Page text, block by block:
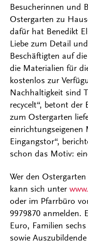
Besucherinnen und
Ostergarten zu
dafür hat Benedikt
Liebe zum Detail
Beschäftigten auf
die Materialien für
kostenlos zur
Nachhaltigkeit sind
recycelt“, betont der
zum Ostergarten
einrichtungseigenen
Eingangstor“,
schon das Motiv:
Wer den
kann sich unter
oder im Pfarrbüro
9979870 anmelden.
Euro, Familien
sowie